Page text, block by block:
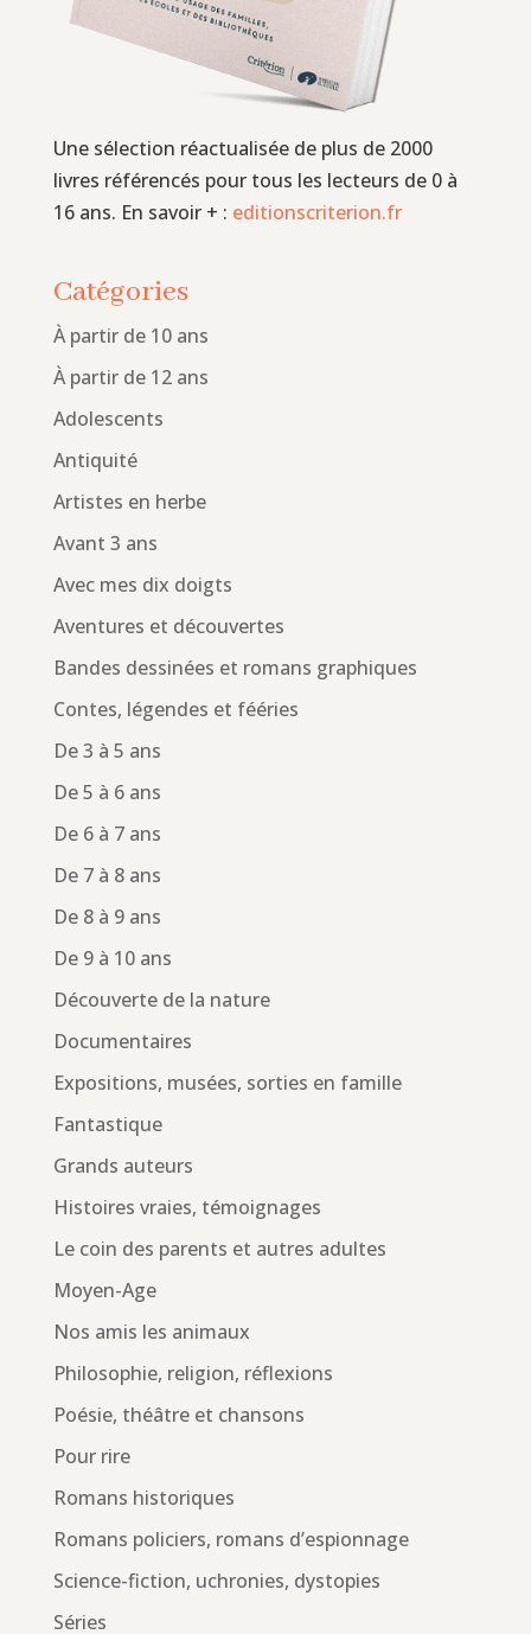
Une sélection réactualisée de plus de 2000
livres référencés pour tous les lecteurs de 0 à
16 ans. En savoir + : editionscriterion.fr
Catégories
À partir de 10 ans
À partir de 12 ans
Adolescents
Antiquité
Artistes en herbe
Avant 3 ans
Avec mes dix doigts
Aventures et découvertes
Bandes dessinées et romans graphiques
Contes, légendes et fééries
De 3 à 5 ans
De 5 à 6 ans
De 6 à 7 ans
De 7 à 8 ans
De 8 à 9 ans
De 9 à 10 ans
Découverte de la nature
Documentaires
Expositions, musées, sorties en famille
Fantastique
Grands auteurs
Histoires vraies, témoignages
Le coin des parents et autres adultes
Moyen-Age
Nos amis les animaux
Philosophie, religion, réflexions
Poésie, théâtre et chansons
Pour rire
Romans historiques
Romans policiers, romans d’espionnage
Science-fiction, uchronies, dystopies
Séries